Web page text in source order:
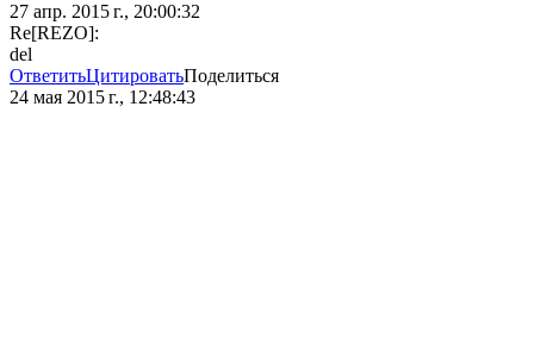
27 апр. 2015 г., 20:00:32
Re[REZO]:
del
ОтветитьЦитироватьПоделиться
24 мая 2015 г., 12:48:43